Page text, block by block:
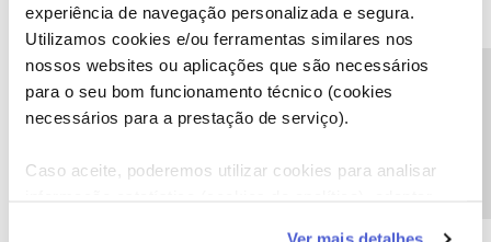
experiência de navegação personalizada e segura.
Utilizamos cookies e/ou ferramentas similares nos
nossos websites ou aplicações que são necessários
para o seu bom funcionamento técnico (cookies
necessários para a prestação de serviço).
Caso aceite, poderemos utilizar cookies para analisar
João H. Forum|Forum|1 year ago
Boa tarde,
Rodrigues
Obrigado
Ajude a comunidade a encontrar informação relevante. Marque